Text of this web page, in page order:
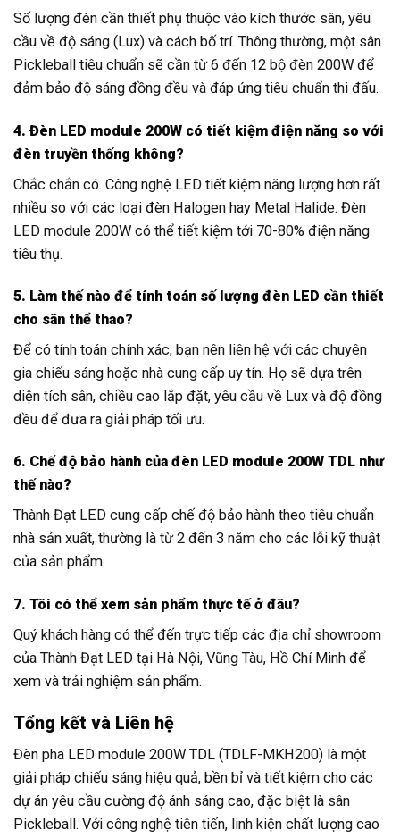
Số lượng đèn cần thiết phụ thuộc vào kích thước sân, yêu
cầu về độ sáng (Lux) và cách bố trí. Thông thường, một sân
Pickleball tiêu chuẩn sẽ cần từ 6 đến 12 bộ đèn 200W để
đảm bảo độ sáng đồng đều và đáp ứng tiêu chuẩn thi đấu.
4. Đèn LED module 200W có tiết kiệm điện năng so với
đèn truyền thống không?
Chắc chắn có. Công nghệ LED tiết kiệm năng lượng hơn rất
nhiều so với các loại đèn Halogen hay Metal Halide. Đèn
LED module 200W có thể tiết kiệm tới 70-80% điện năng
tiêu thụ.
5. Làm thế nào để tính toán số lượng đèn LED cần thiết
cho sân thể thao?
Để có tính toán chính xác, bạn nên liên hệ với các chuyên
gia chiếu sáng hoặc nhà cung cấp uy tín. Họ sẽ dựa trên
diện tích sân, chiều cao lắp đặt, yêu cầu về Lux và độ đồng
đều để đưa ra giải pháp tối ưu.
6. Chế độ bảo hành của đèn LED module 200W TDL như
thế nào?
Thành Đạt LED cung cấp chế độ bảo hành theo tiêu chuẩn
nhà sản xuất, thường là từ 2 đến 3 năm cho các lỗi kỹ thuật
của sản phẩm.
7. Tôi có thể xem sản phẩm thực tế ở đâu?
Quý khách hàng có thể đến trực tiếp các địa chỉ showroom
của Thành Đạt LED tại Hà Nội, Vũng Tàu, Hồ Chí Minh để
xem và trải nghiệm sản phẩm.
Tổng kết và Liên hệ
Đèn pha LED module 200W TDL (TDLF-MKH200) là một
giải pháp chiếu sáng hiệu quả, bền bỉ và tiết kiệm cho các
dự án yêu cầu cường độ ánh sáng cao, đặc biệt là sân
Pickleball. Với công nghệ tiên tiến, linh kiện chất lượng cao